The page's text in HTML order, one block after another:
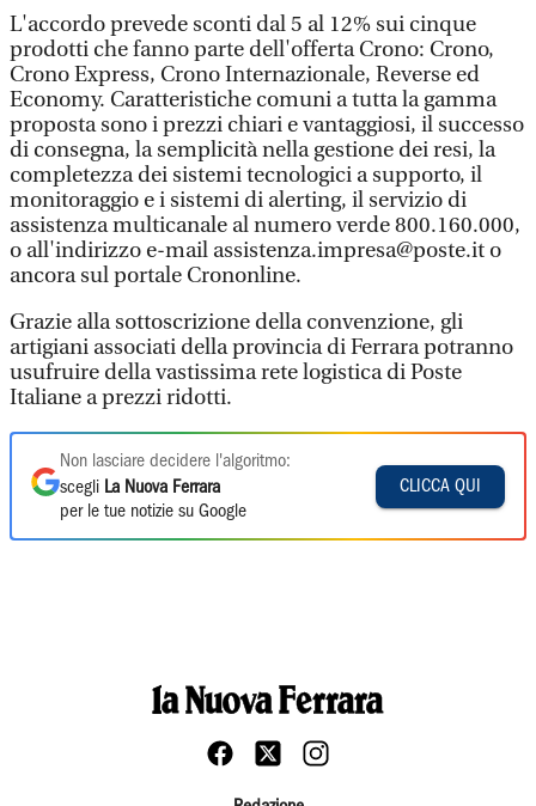
L'accordo prevede sconti dal 5 al 12% sui cinque
prodotti che fanno parte dell'offerta Crono: Crono,
Crono Express, Crono Internazionale, Reverse ed
Economy. Caratteristiche comuni a tutta la gamma
proposta sono i prezzi chiari e vantaggiosi, il successo
di consegna, la semplicità nella gestione dei resi, la
completezza dei sistemi tecnologici a supporto, il
monitoraggio e i sistemi di alerting, il servizio di
assistenza multicanale al numero verde 800.160.000,
o all'indirizzo e-mail assistenza.impresa@poste.it o
ancora sul portale Crononline.
Grazie alla sottoscrizione della convenzione, gli
artigiani associati della provincia di Ferrara potranno
usufruire della vastissima rete logistica di Poste
Italiane a prezzi ridotti.
Non lasciare decidere l'algoritmo:
scegli La Nuova Ferrara
per le tue notizie su Google
CLICCA QUI